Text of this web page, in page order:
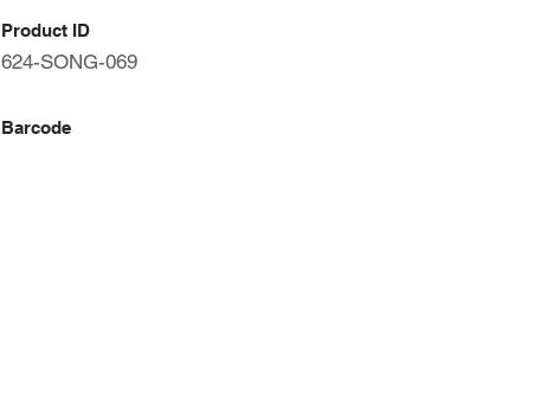
Product ID
624-SONG-069
Barcode